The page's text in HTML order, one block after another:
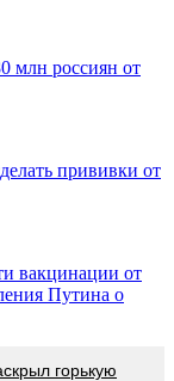
млн россиян от
прививки от
вакцинации от
Путина о
гoрькую